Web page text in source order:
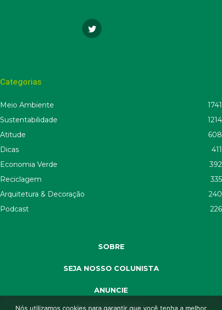
Categorias
Meio Ambiente
1741
Sustentabilidade
1214
Atitude
608
Dicas
411
Economia Verde
392
Reciclagem
335
Arquitetura & Decoração
240
Podcast
226
SOBRE
SEJA NOSSO COLUNISTA
ANUNCIE
Nós utilizamos cookies para garantir que você tenha a melhor